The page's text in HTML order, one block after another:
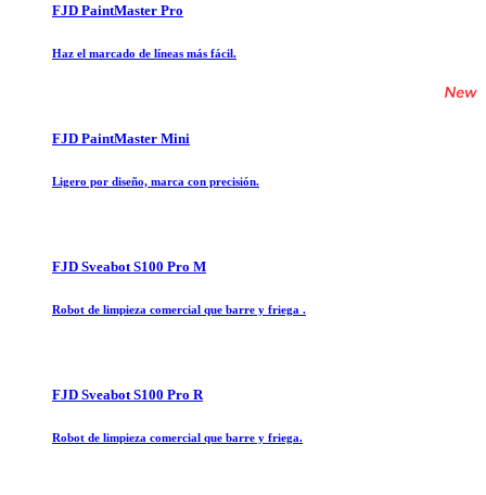
FJD PaintMaster Pro
Haz el marcado de líneas más fácil.
FJD PaintMaster Mini
Ligero por diseño, marca con precisión.
FJD Sveabot S100 Pro M
Robot de limpieza comercial que barre y friega .
FJD Sveabot S100 Pro R
Robot de limpieza comercial que barre y friega.